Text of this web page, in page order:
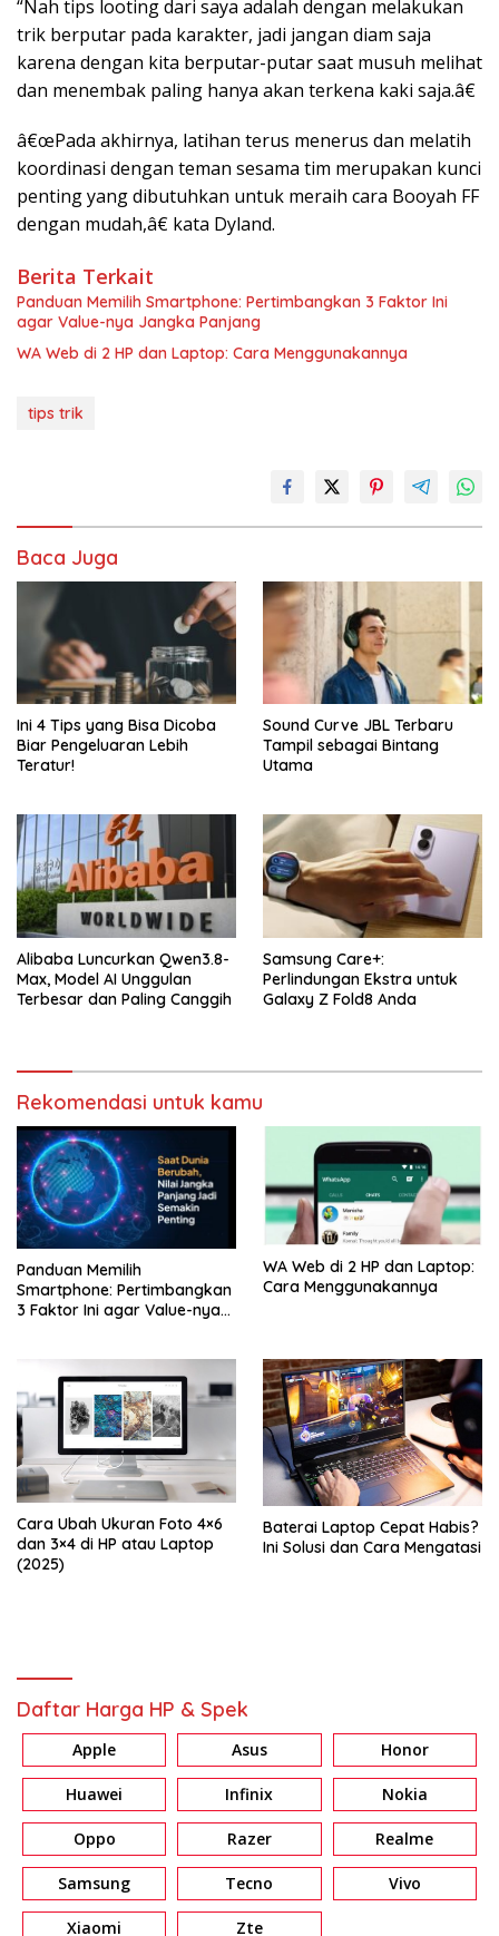
“Nah tips looting dari saya adalah dengan melakukan
trik berputar pada karakter, jadi jangan diam saja
karena dengan kita berputar-putar saat musuh melihat
dan menembak paling hanya akan terkena kaki saja.â€
â€œPada akhirnya, latihan terus menerus dan melatih
koordinasi dengan teman sesama tim merupakan kunci
penting yang dibutuhkan untuk meraih cara Booyah FF
dengan mudah,â€ kata Dyland.
Berita Terkait
Panduan Memilih Smartphone: Pertimbangkan 3 Faktor Ini
agar Value-nya Jangka Panjang
WA Web di 2 HP dan Laptop: Cara Menggunakannya
tips trik
Baca Juga
Ini 4 Tips yang Bisa Dicoba
Biar Pengeluaran Lebih
Teratur!
Sound Curve JBL Terbaru
Tampil sebagai Bintang
Utama
Alibaba Luncurkan Qwen3.8-
Max, Model AI Unggulan
Terbesar dan Paling Canggih
Samsung Care+:
Perlindungan Ekstra untuk
Galaxy Z Fold8 Anda
Rekomendasi untuk kamu
Panduan Memilih
Smartphone: Pertimbangkan
3 Faktor Ini agar Value-nya
WA Web di 2 HP dan Laptop:
Cara Menggunakannya
Cara Ubah Ukuran Foto 4×6
dan 3×4 di HP atau Laptop
(2025)
Baterai Laptop Cepat Habis?
Ini Solusi dan Cara Mengatasi
Daftar Harga HP & Spek
Apple Asus Honor
Huawei Infinix Nokia
Oppo Razer Realme
Samsung Tecno Vivo
Xiaomi Zte